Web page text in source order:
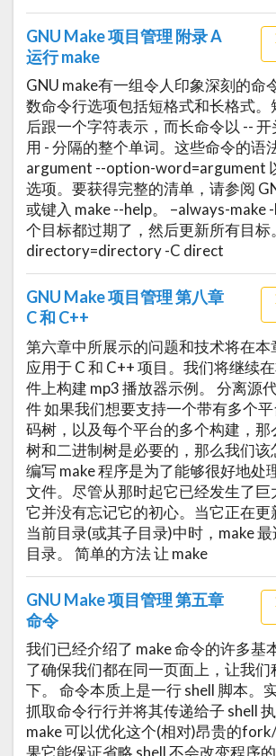
GNU Make 项目管理 附录 A
运行 make
GNU make有一组令人印象深刻的命
数命令行选项包括短格式和长格式。
后跟一个字符表示，而长命令以 --
用 - 分隔的整个单词。这些命令的语
argument --option-word=argument
选项。要获得完整的清单，请参阅
或键入 make --help。 –always-make
个目标都过期了，然后更新所有目标
directory=directory -C direct
GNU Make 项目管理 第八章
C 和 C++
第六章中所展示的问题和技术将在本
应用于 C 和 C++ 项目。我们将继续
件上构建 mp3 播放器示例。 分离源
件 如果我们想要支持一个带有多个
码树，以及每个平台的多个构建，那
树和二进制树是必要的，那么我们该
编写 make 程序是为了能够很好地处
文件。尽管从那时起它已经发生了巨
它并没有忘记它的初心。当它正在更
当前目录(或其子目录)中时，make
目录。 简单的方法 让 make
GNU Make 项目管理 第五章
命令
我们已经介绍了 make 命令的许多基
了确保我们都在同一页面上，让我们
下。 命令本质上是一行 shell 脚本。
抓取命令行行并将其传递给子 shell
make 可以优化这个(相对)昂贵的
果它能保证省略 shell 不会改变程序